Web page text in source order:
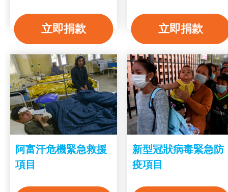
立即捐款 立即捐款
阿富汗危機緊急救援
項目
新型冠狀病毒緊急防
疫項目